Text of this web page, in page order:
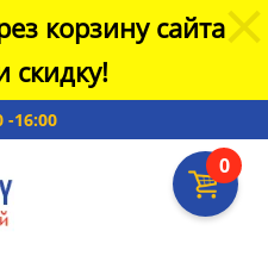
корзину сайта
скидку!
-16:00
0